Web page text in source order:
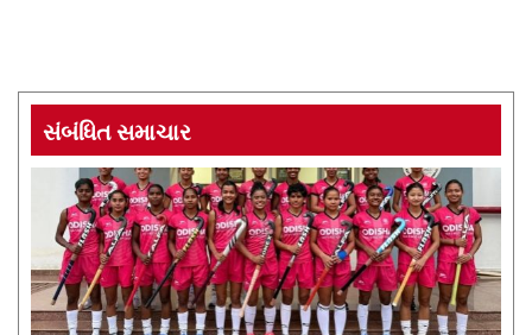
સંબંધિત સમાચાર